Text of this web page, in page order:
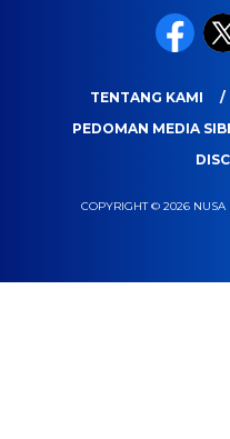
TENTANG KAMI
PEDOMAN MEDIA
COPYRIGHT © 2026 NUSA